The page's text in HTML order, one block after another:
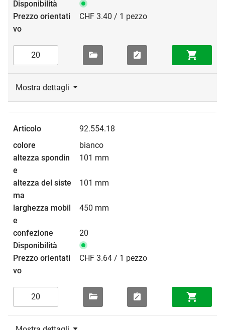
CHF 3.40 / 1 pezzo
Mostra dettagli
92.554.18
bianco
101 mm
101 mm
450 mm
20
CHF 3.64 / 1 pezzo